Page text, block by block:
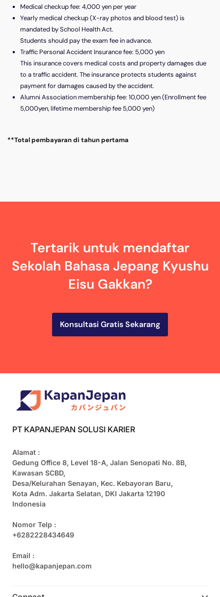
Medical checkup fee: 4,000 yen per year
Yearly medical checkup (X-ray photos and blood test) is
mandated by School Health Act.
Students should pay the exam fee in advance.
Traffic Personal Accident Insurance fee: 5,000 yen
This insurance covers medical costs and property damages due
to a traffic accident. The insurance protects students against
payment for damages caused by the accident.
Alumni Association membership fee: 10,000 yen (Enrollment fee
5,000yen, lifetime membership fee 5,000 yen)
**Total pembayaran di tahun pertama
Tertarik untuk mendaftar
Sekolah Bahasa Jepang Kyushu
Eisu Gakkan?
Konsultasi Gratis Sekarang
PT KAPANJEPAN SOLUSI KARIER
Alamat :
Gedung Office 8, Level 18-A, Jalan Senopati No. 8B,
Kawasan SCBD,
Desa/Kelurahan Senayan, Kec. Kebayoran Baru,
Kota Adm. Jakarta Selatan, DKI Jakarta 12190
Indonesia
Nomor Telp :
+6282228434649
Email :
hello@kapanjepan.com